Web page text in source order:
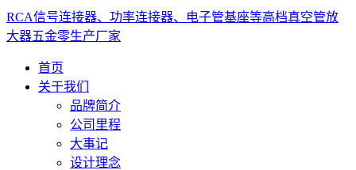
RCA信号连接器、功率连接器、电子管基座等高档真空管放
大器五金零生产厂家
首页
关于我们
品牌简介
公司里程
大事记
设计理念